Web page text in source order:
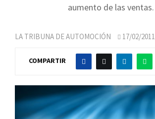
aumento de las ventas.
LA TRIBUNA DE AUTOMOCIÓN 17/02/2011
COMPARTIR